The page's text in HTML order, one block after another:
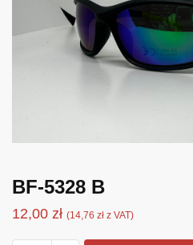
BF-5328 B
12,00 zł (14,76 zł z VAT)